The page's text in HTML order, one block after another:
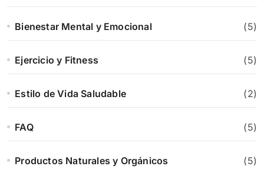
Bienestar Mental y Emocional (5)
Ejercicio y Fitness (5)
Estilo de Vida Saludable (2)
FAQ (5)
Productos Naturales y Orgánicos (5)